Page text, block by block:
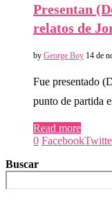
Presentan
relatos de
by George Boy 14 de
Fue presentado
punto de partida
Read more
0 Facebook
Buscar